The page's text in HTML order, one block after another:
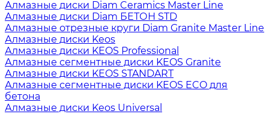
Алмазные диски Diam Ceramics Master Line
Алмазные диски Diam БЕТОН STD
Алмазные отрезные круги Diam Granite Master Line
Алмазные диски Keos
Алмазные диски KEOS Professional
Алмазные сегментные диски KEOS Granite
Алмазные диски KEOS STANDART
Алмазные сегментные диски KEOS ECO для
бетона
Алмазные диски Keos Universal